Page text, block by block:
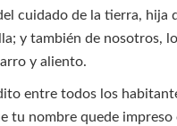
cuidado de la tierra, hija
y también de nosotros,
y aliento.
entre todos los
tu nombre quede impreso